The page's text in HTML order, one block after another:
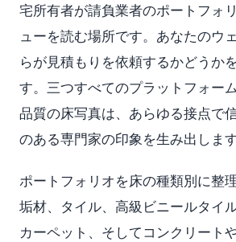
宅所有者が請負業者のポートフォ
ューを読む場所です。あなたのウ
らが見積もりを依頼するかどうか
す。三つすべてのプラットフォー
品質の床写真は、あらゆる接点で
のある専門家の印象を生み出します
ポートフォリオを床の種類別に整
垢材、タイル、高級ビニールタイ
カーペット、そしてコンクリート